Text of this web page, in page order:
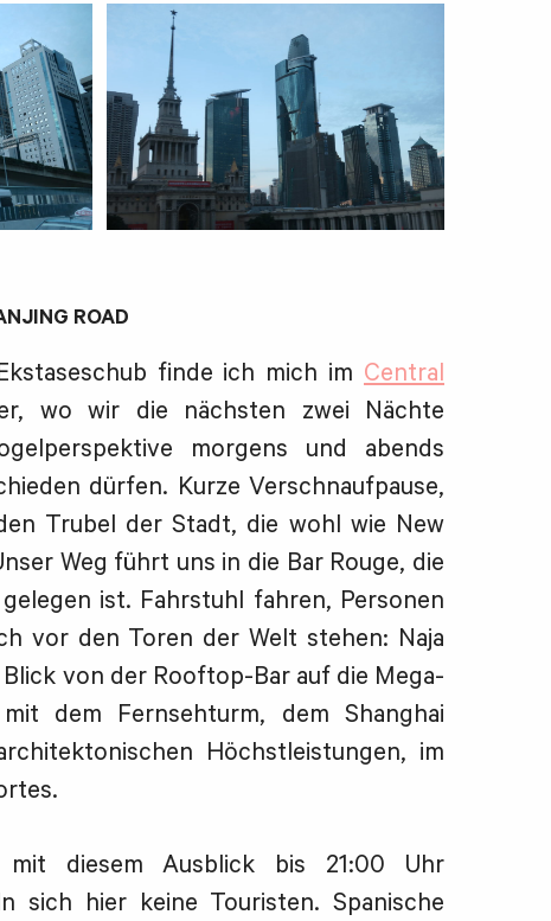
ROAD
finde ich mich im Central
wo wir die nächsten zwei Nächte
morgens und abends
dürfen. Kurze Verschnaufpause,
Trubel der Stadt, die wohl wie New
Weg führt uns in die Bar Rouge, die
ist. Fahrstuhl fahren, Personen
vor den Toren der Welt stehen: Naja
von der Rooftop-Bar auf die Mega-
dem Fernsehturm, dem Shanghai
Höchstleistungen, im
diesem Ausblick bis 21:00 Uhr
sich hier keine Touristen. Spanische